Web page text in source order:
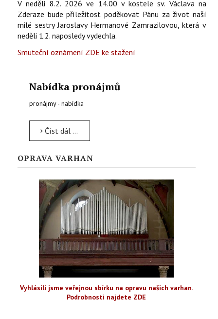
V neděli 8.2. 2026 ve 14.00 v kostele sv. Václava na
Zderaze bude příležitost poděkovat Pánu za život naší
milé sestry Jaroslavy Hermanové Zamrazilovou, která v
neděli 1.2. naposledy vydechla.
Smuteční oznámení ZDE ke stažení
Nabídka pronájmů
pronájmy - nabídka
Číst dál …
OPRAVA VARHAN
Vyhlásili jsme veřejnou sbírku na opravu našich varhan.
Podrobnosti najdete ZDE